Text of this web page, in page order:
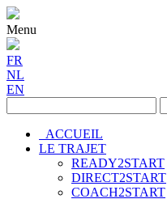
Menu
FR
NL
EN
ACCUEIL
LE TRAJET
READY2START
DIRECT2START
COACH2START